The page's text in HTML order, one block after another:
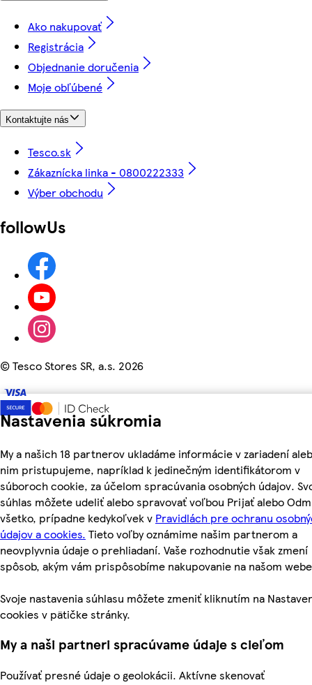
Nastavenia súkromia
My a našich 18 partnerov ukladáme informácie v zariadení
nim pristupujeme, napríklad k jedinečným identifikátorom v
súboroch cookie, za účelom spracúvania osobných údajov.
súhlas môžete udeliť alebo spravovať voľbou Prijať alebo
všetko, prípadne kedykoľvek v Pravidlách pre ochranu
údajov a cookies. Tieto voľby oznámime našim partnerom a
neovplyvnia údaje o prehliadaní. Vaše rozhodnutie však zmení
spôsob, akým vám prispôsobíme nakupovanie na našom
Svoje nastavenia súhlasu môžete zmeniť kliknutím na
cookies v pätičke stránky.
My a naši partneri spracúvame údaje s cieľom
Používať presné údaje o geolokácii. Aktívne skenovať
Ako nakupovať
Registrácia
Objednanie doručenia
Moje obľúbené
Kontaktujte nás
Tesco.sk
Zákaznícka linka - 0800222333
Výber obchodu
followUs
©Tesco Stores SR, a.s. 2026